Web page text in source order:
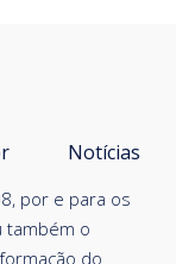
por e para os
também o
do
Notícias